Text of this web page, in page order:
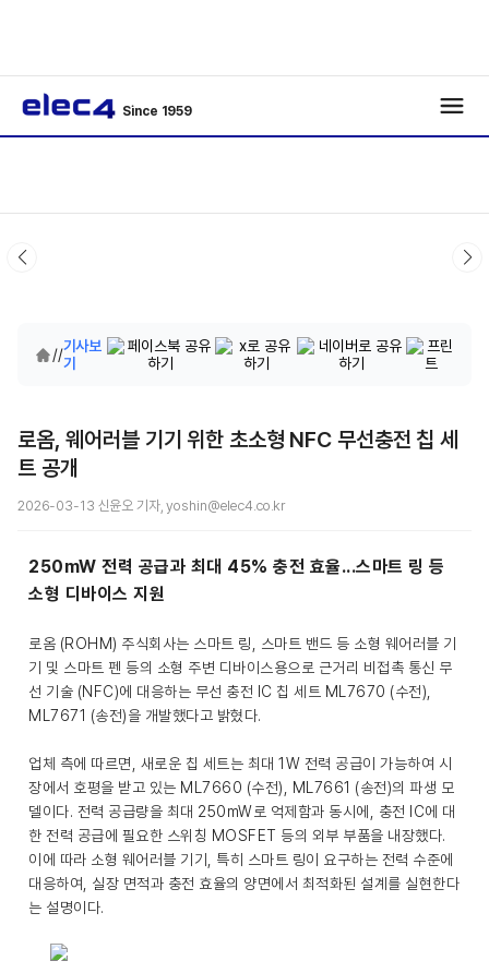
Since 1959
//기사보
기
로옴, 웨어러블 기기 위한 초소형 NFC 무선충전 칩 세
트 공개
2026-03-13 신윤오 기자, yoshin@elec4.co.kr
250mW 전력 공급과 최대 45% 충전 효율...스마트 링 등
소형 디바이스 지원
로옴 (ROHM) 주식회사는 스마트 링, 스마트 밴드 등 소형 웨어러블 기
기 및 스마트 펜 등의 소형 주변 디바이스용으로 근거리 비접촉 통신 무
선 기술 (NFC)에 대응하는 무선 충전 IC 칩 세트 ML7670 (수전),
ML7671 (송전)을 개발했다고 밝혔다.
업체 측에 따르면, 새로운 칩 세트는 최대 1W 전력 공급이 가능하여 시
장에서 호평을 받고 있는 ML7660 (수전), ML7661 (송전)의 파생 모
델이다. 전력 공급량을 최대 250mW로 억제함과 동시에, 충전 IC에 대
한 전력 공급에 필요한 스위칭 MOSFET 등의 외부 부품을 내장했다.
이에 따라 소형 웨어러블 기기, 특히 스마트 링이 요구하는 전력 수준에
대응하여, 실장 면적과 충전 효율의 양면에서 최적화된 설계를 실현한다
는 설명이다.